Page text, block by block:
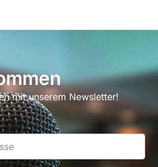
mit unserem Newsletter!